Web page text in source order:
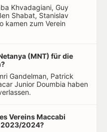
Khvadagiani, Guy
Shabat, Stanislav
kamen zum Verein
(MNT) für die
Gandelman, Patrick
Junior Doumbia haben
Vereins Maccabi
2023/2024?